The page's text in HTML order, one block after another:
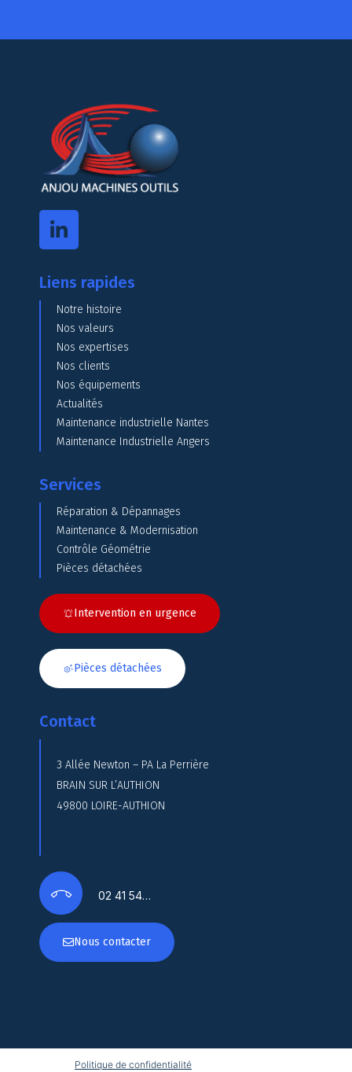
Liens rapides
Notre histoire
Nos valeurs
Nos expertises
Nos clients
Nos équipements
Actualités
Maintenance industrielle Nantes
Maintenance Industrielle Angers
Services
Réparation & Dépannages
Maintenance & Modernisation
Contrôle Géométrie
Pièces détachées
Intervention en urgence
Pièces détachées
Contact
3 Allée Newton – PA La Perrière
BRAIN SUR L’AUTHION
49800 LOIRE-AUTHION
02 41 54…
Nous contacter
Politique de confidentialité